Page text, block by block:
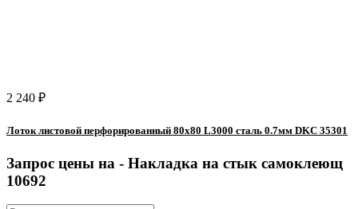
2 240 ₽
Лоток листовой перфорированный 80х80 L3000 сталь 0.7мм DKC 35301
Запрос цены на - Накладка на стык самоклеющ
10692